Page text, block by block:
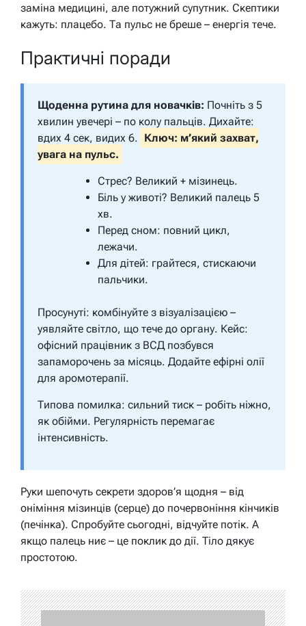
заміна медицині, але потужний супутник. Скептики
кажуть: плацебо. Та пульс не бреше – енергія тече.
Практичні поради
Щоденна рутина для новачків: Почніть з 5
хвилин увечері – по колу пальців. Дихайте:
вдих 4 сек, видих 6.
Ключ: м’який захват,
увага на пульс.
Стрес? Великий + мізинець.
Біль у животі? Великий палець 5
хв.
Перед сном: повний цикл,
лежачи.
Для дітей: грайтеся, стискаючи
пальчики.
Просунуті: комбінуйте з візуалізацією –
уявляйте світло, що тече до органу. Кейс:
офісний працівник з ВСД позбувся
запаморочень за місяць. Додайте ефірні олії
для аромотерапії.
Типова помилка: сильний тиск – робіть ніжно,
як обійми. Регулярність перемагає
інтенсивність.
Руки шепочуть секрети здоров’я щодня – від
оніміння мізинців (серце) до почервоніння кінчиків
(печінка). Спробуйте сьогодні, відчуйте потік. А
якщо палець ниє – це поклик до дії. Тіло дякує
простотою.